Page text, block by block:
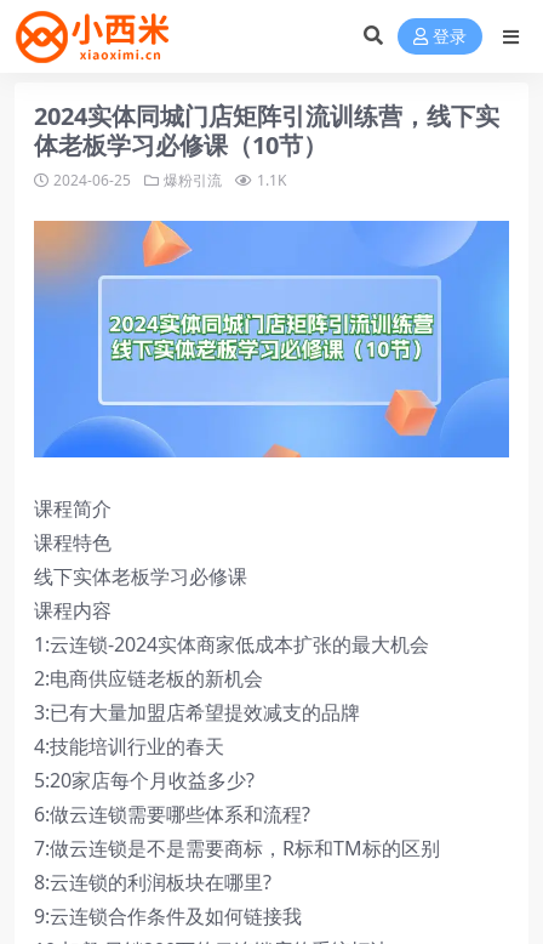
登录
2024实体同城门店矩阵引流训练营，线下实
体老板学习必修课（10节）
2024-06-25 爆粉引流 1.1K
课程简介
课程特色
线下实体老板学习必修课
课程内容
1:云连锁-2024实体商家低成本扩张的最大机会
2:电商供应链老板的新机会
3:已有大量加盟店希望提效减支的品牌
4:技能培训行业的春天
5:20家店每个月收益多少?
6:做云连锁需要哪些体系和流程?
7:做云连锁是不是需要商标，R标和TM标的区别
8:云连锁的利润板块在哪里?
9:云连锁合作条件及如何链接我